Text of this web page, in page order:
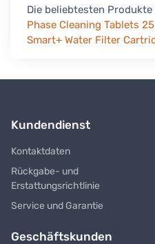
Die beliebtesten
Phase Cleaning Tablets
Smart+ Water Filter
Kundendienst
Kontaktdaten
Rückgabe- und
Erstattungsrichtlinie
Service und Garantie
Geschäftskunden